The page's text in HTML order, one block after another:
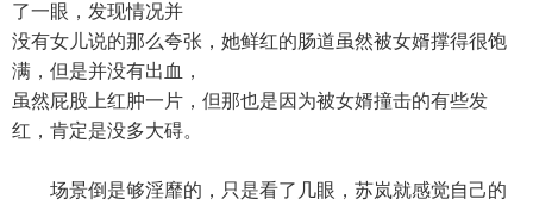
了一眼，发现情况并
没有女儿说的那么夸张，她鲜红的肠道虽然被女婿撑得很饱
满，但是并没有出血，
虽然屁股上红肿一片，但那也是因为被女婿撞击的有些发
红，肯定是没多大碍。
场景倒是够淫靡的，只是看了几眼，苏岚就感觉自己的